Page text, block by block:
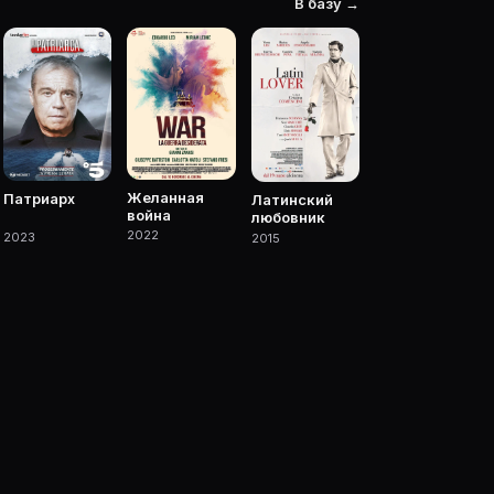
с участием.
Патриарх
2023
Желанная
война
2022
Латинский
любовник
2015